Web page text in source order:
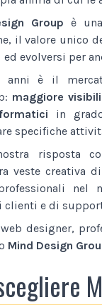
Group è
il valore unico
evolversi per
anni è il
maggiore
in
specifiche
risposta
veste creativa
e di
designer,
Mind Design